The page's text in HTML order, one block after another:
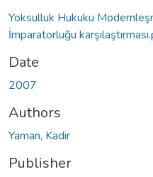
Yoksulluk Hukuku
İmparatorluğu
Date
2007
Authors
Yaman, Kadir
Publisher